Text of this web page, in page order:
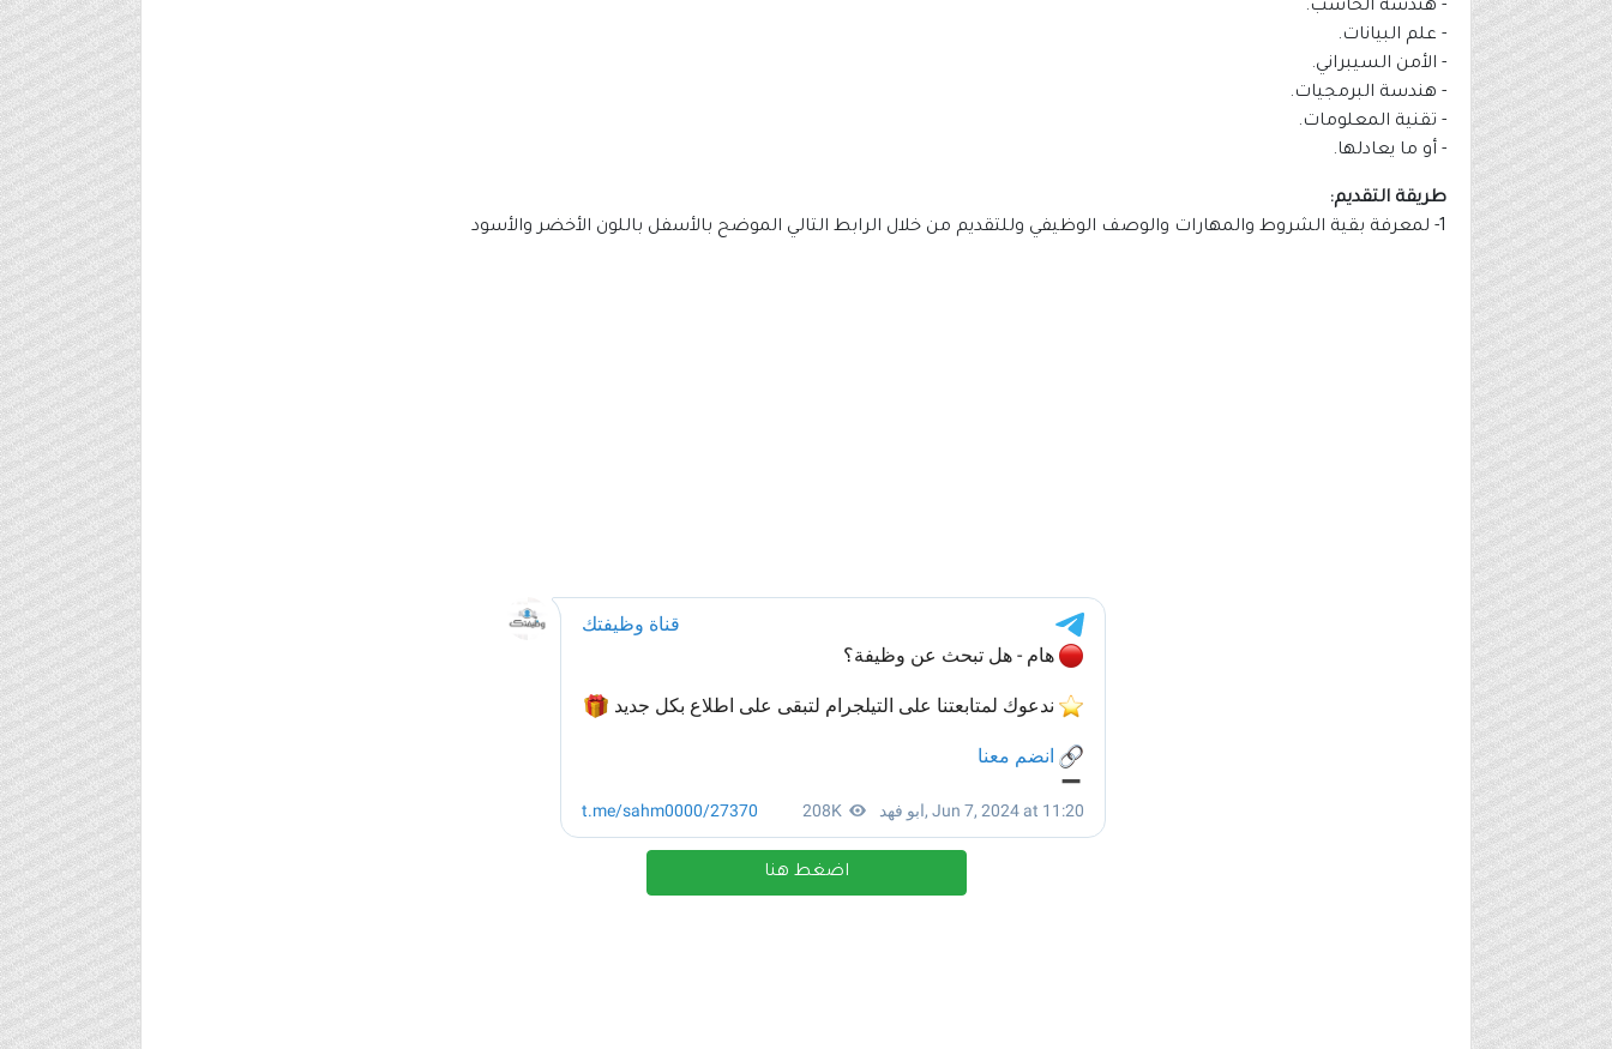
- هندسة الحاسب.
- علم البيانات.
- الأمن السيبراني.
- هندسة البرمجيات.
- تقنية المعلومات.
- أو ما يعادلها.
طريقة التقديم:
1- لمعرفة بقية الشروط والمهارات والوصف الوظيفي وللتقديم من خلال الرابط التالي الموضح بالأسفل باللون الأخضر والأسود
اضغط هنا